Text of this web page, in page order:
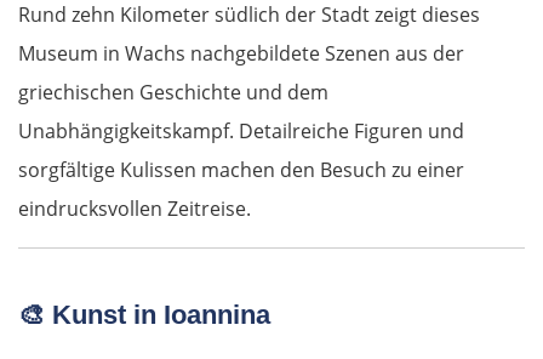
Rund zehn Kilometer südlich der Stadt zeigt dieses
Museum in Wachs nachgebildete Szenen aus der
griechischen Geschichte und dem
Unabhängigkeitskampf. Detailreiche Figuren und
sorgfältige Kulissen machen den Besuch zu einer
eindrucksvollen Zeitreise.
🎨 Kunst in Ioannina